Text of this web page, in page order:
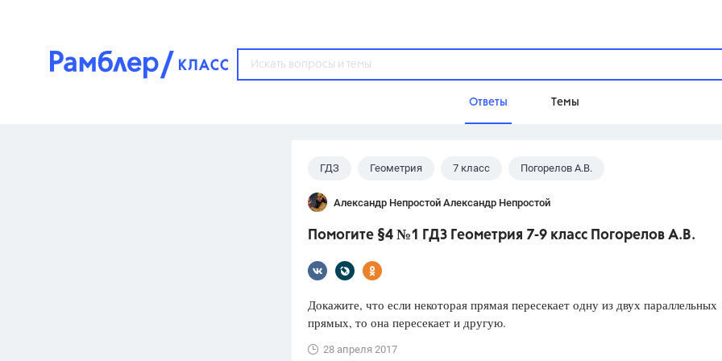
Ответы Темы
Популярные темы
ГДЗ
3273 ответа
3460 ответов
ФИПИ
ответов
Домашнее задание
ГДЗ Геометрия 7 класс Погорелов А.В.
Александр Непростой Александр Непростой
Помогите §4 №1 ГДЗ Геометрия 7-9 класс Погорелов А.В.
Докажите, что если некоторая прямая пересекает одну из двух параллельных
прямых, то она пересекает и другую.
28 апреля 2017